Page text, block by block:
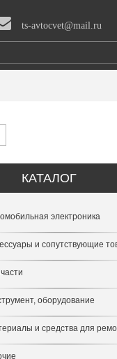
ts-avtocvet@mail.ru
КАТАЛОГ
электроника
и сопутствующие
оборудование
и средства для